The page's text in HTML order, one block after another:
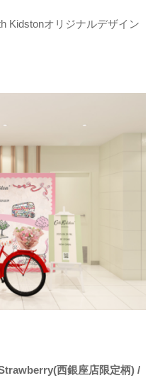
Kidstonオリジナルデザイン
西銀座店限定柄) /